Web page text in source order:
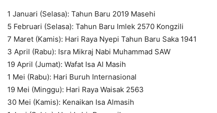
1 Januari (Selasa): Tahun Baru 2019 Masehi
5 Februari (Selasa): Tahun Baru Imlek 2570 Kongzili
7 Maret (Kamis): Hari Raya Nyepi Tahun Baru Saka 1941
3 April (Rabu): Isra Mikraj Nabi Muhammad SAW
19 April (Jumat): Wafat Isa Al Masih
1 Mei (Rabu): Hari Buruh Internasional
19 Mei (Minggu): Hari Raya Waisak 2563
30 Mei (Kamis): Kenaikan Isa Almasih